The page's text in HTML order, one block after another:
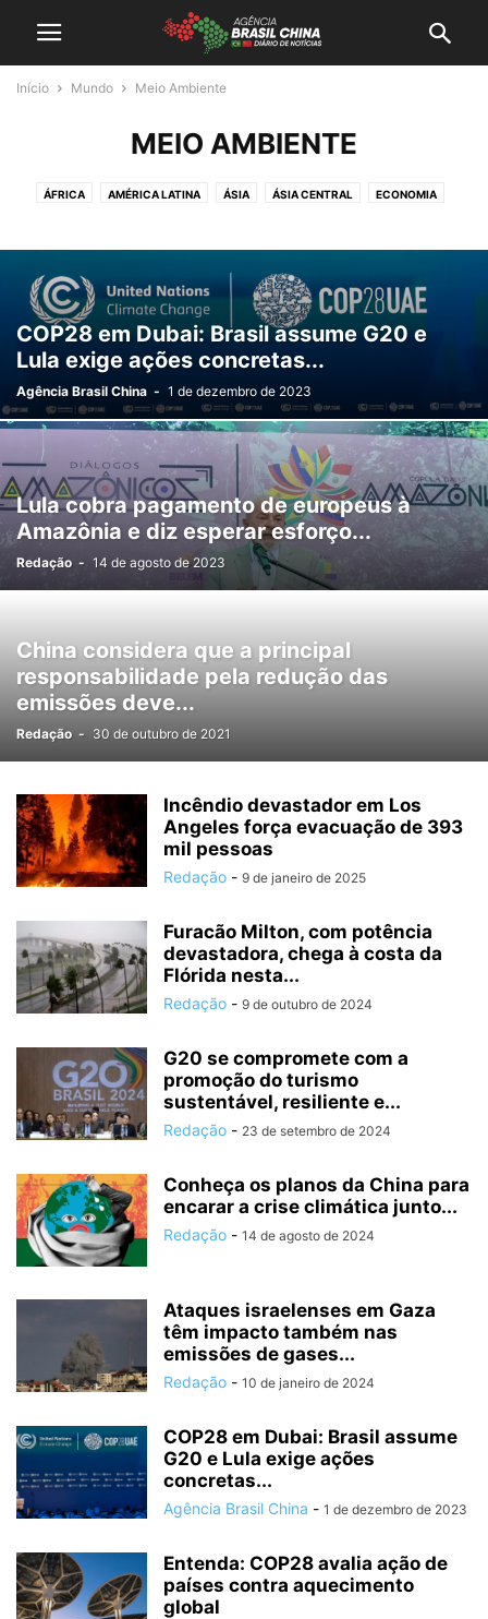
Início Mundo Meio Ambiente
MEIO AMBIENTE
ÁFRICA AMÉRICA LATINA ÁSIA ÁSIA CENTRAL ECONOMIA
OESTE ASIÁTICO POLITICA SUDESTE ASIÁTICO TECNOLOGIA
COP28 em Dubai: Brasil assume G20 e
Lula exige ações concretas...
Agência Brasil China - 1 de dezembro de 2023
Lula cobra pagamento de europeus à
Amazônia e diz esperar esforço...
Redação - 14 de agosto de 2023
China considera que a principal
responsabilidade pela redução das
emissões deve...
Redação - 30 de outubro de 2021
Incêndio devastador em Los
Angeles força evacuação de 393
mil pessoas
Redação - 9 de janeiro de 2025
Furacão Milton, com potência
devastadora, chega à costa da
Flórida nesta...
Redação - 9 de outubro de 2024
G20 se compromete com a
promoção do turismo
sustentável, resiliente e...
Redação - 23 de setembro de 2024
Conheça os planos da China para
encarar a crise climática junto...
Redação - 14 de agosto de 2024
Ataques israelenses em Gaza
têm impacto também nas
emissões de gases...
Redação - 10 de janeiro de 2024
COP28 em Dubai: Brasil assume
G20 e Lula exige ações
concretas...
Agência Brasil China - 1 de dezembro de 2023
Entenda: COP28 avalia ação de
países contra aquecimento
global